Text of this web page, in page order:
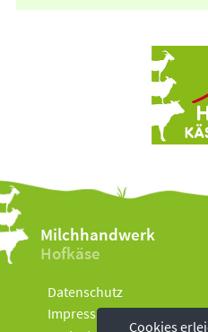
Cookies
Milchhandwerk
Hofkäse
Datenschutz
Impressum